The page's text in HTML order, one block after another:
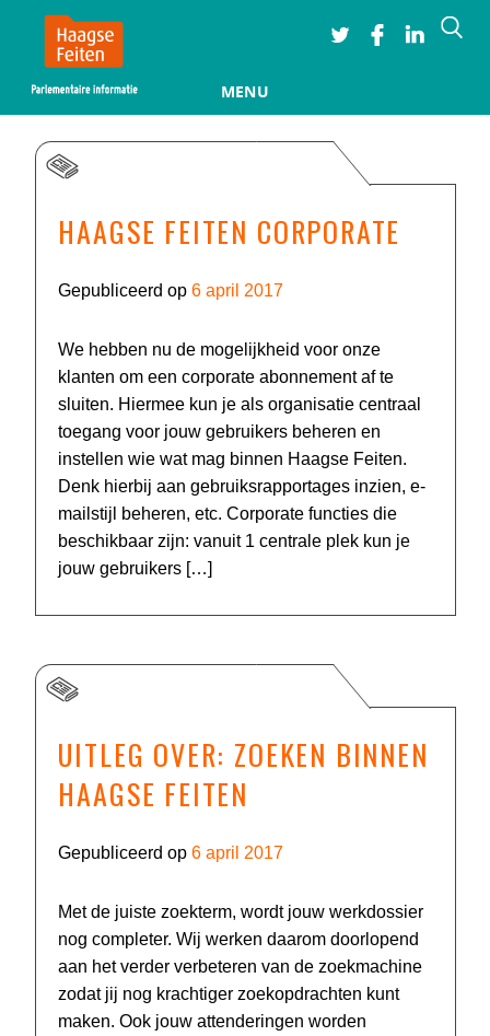
Search
MENU
HAAGSE FEITEN CORPORATE
Gepubliceerd op6 april 2017
We hebben nu de mogelijkheid voor onze
klanten om een corporate abonnement af te
sluiten. Hiermee kun je als organisatie centraal
toegang voor jouw gebruikers beheren en
instellen wie wat mag binnen Haagse Feiten.
Denk hierbij aan gebruiksrapportages inzien, e-
mailstijl beheren, etc. Corporate functies die
beschikbaar zijn: vanuit 1 centrale plek kun je
jouw gebruikers […]
UITLEG OVER: ZOEKEN BINNEN
HAAGSE FEITEN
Gepubliceerd op6 april 2017
Met de juiste zoekterm, wordt jouw werkdossier
nog completer. Wij werken daarom doorlopend
aan het verder verbeteren van de zoekmachine
zodat jij nog krachtiger zoekopdrachten kunt
maken. Ook jouw attenderingen worden